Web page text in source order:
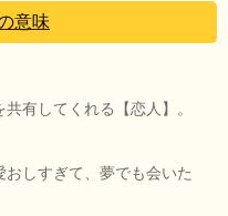
意味
有してくれる【恋人】。
しすぎて、夢でも会いた